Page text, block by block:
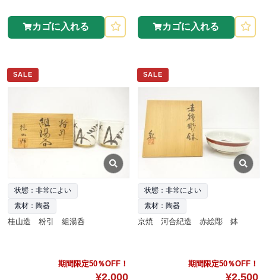
カゴに入れる カゴに入れる
SALE
状態：非常によい
素材：陶器
桂山造 粉引 組湯呑
期間限定50％OFF！
¥2,000
SALE
状態：非常によい
素材：陶器
京焼 河合紀造 赤絵彫 鉢
期間限定50％OFF！
¥2,500